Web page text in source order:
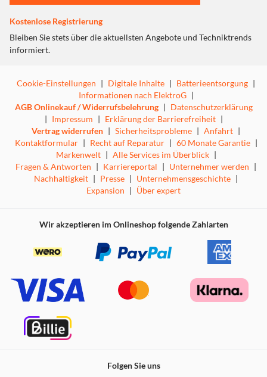
Kostenlose Registrierung
Bleiben Sie stets über die aktuellsten Angebote und Techniktrends
informiert.
Cookie-Einstellungen | Digitale Inhalte | Batterieentsorgung |
Informationen nach ElektroG |
AGB Onlinekauf / Widerrufsbelehrung | Datenschutzerklärung
| Impressum | Erklärung der Barrierefreiheit |
Vertrag widerrufen | Sicherheitsprobleme | Anfahrt |
Kontaktformular | Recht auf Reparatur | 60 Monate Garantie |
Markenwelt | Alle Services im Überblick |
Fragen & Antworten | Karriereportal | Unternehmer werden |
Nachhaltigkeit | Presse | Unternehmensgeschichte |
Expansion | Über expert
Wir akzeptieren im Onlineshop folgende Zahlarten
Folgen Sie uns